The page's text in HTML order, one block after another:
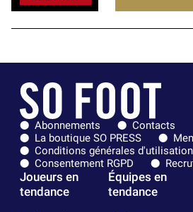
Abonnements
Contacts
La boutique SO PRESS
Conditions générales d'utilisation
Consentement RGPD
Joueurs en
tendance
Équipes en
tendance